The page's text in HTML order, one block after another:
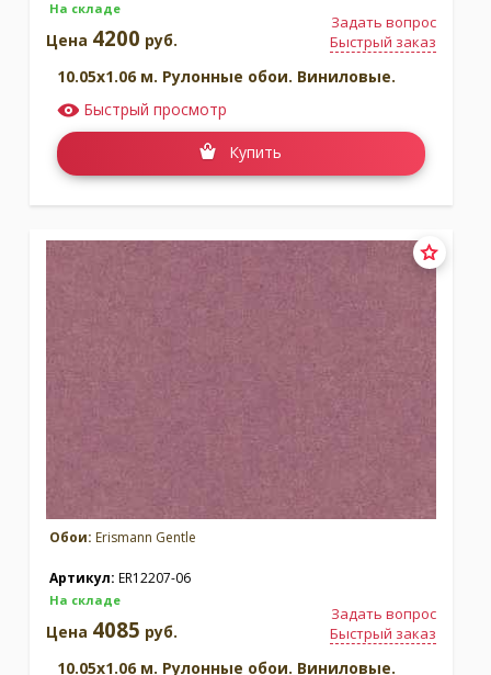
На складе
Задать вопрос
Быстрый заказ
Цена 4200 руб.
10.05x1.06 м. Рулонные обои. Виниловые.
Быстрый просмотр
Купить
Обои: Erismann Gentle
Артикул: ER12207-06
На складе
Задать вопрос
Быстрый заказ
Цена 4085 руб.
10.05x1.06 м. Рулонные обои. Виниловые.